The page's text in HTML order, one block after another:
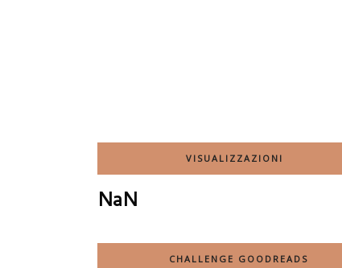
VISUALIZZAZIONI
NaN
CHALLENGE GOODREADS